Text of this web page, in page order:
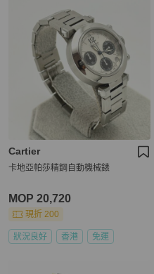
Cartier
卡地亞帕莎精鋼自動機械錶
MOP 20,720
現折 200
狀況良好 香港 免運